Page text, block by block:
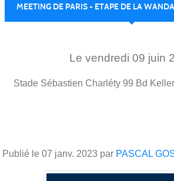
MEETING DE PARIS - ETAPE DE LA
Le vendredi 09 juin
Stade Sébastien Charléty 99 Bd
Publié le 07 janv. 2023 par PASCAL